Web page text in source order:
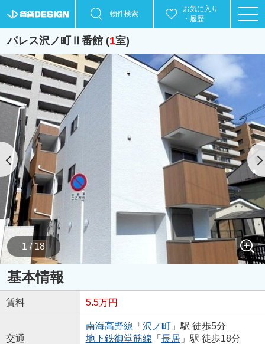
物件検索
お気に入り
・履歴
パレス沢ノ町Ⅱ番館 (1室)
1 / 18
基本情報
賃料 5.5万円
交通
南海高野線 「 沢ノ町」駅 徒歩5分
地下鉄御堂筋線 「 長居」駅 徒歩18分